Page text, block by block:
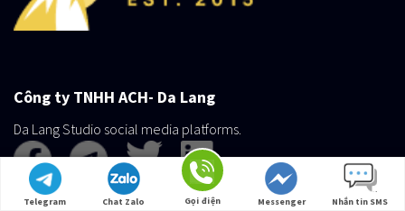
Công ty TNHH ACH- Da Lang
Da Lang Studio social media platforms.
Telegram Chat Zalo Gọi điện Messenger Nhắn tin SMS